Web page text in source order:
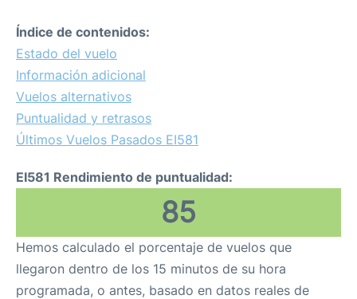
Índice de contenidos:
Estado del vuelo
Información adicional
Vuelos alternativos
Puntualidad y retrasos
Últimos Vuelos Pasados EI581
EI581 Rendimiento de puntualidad:
85
Hemos calculado el porcentaje de vuelos que
llegaron dentro de los 15 minutos de su hora
programada, o antes, basado en datos reales de